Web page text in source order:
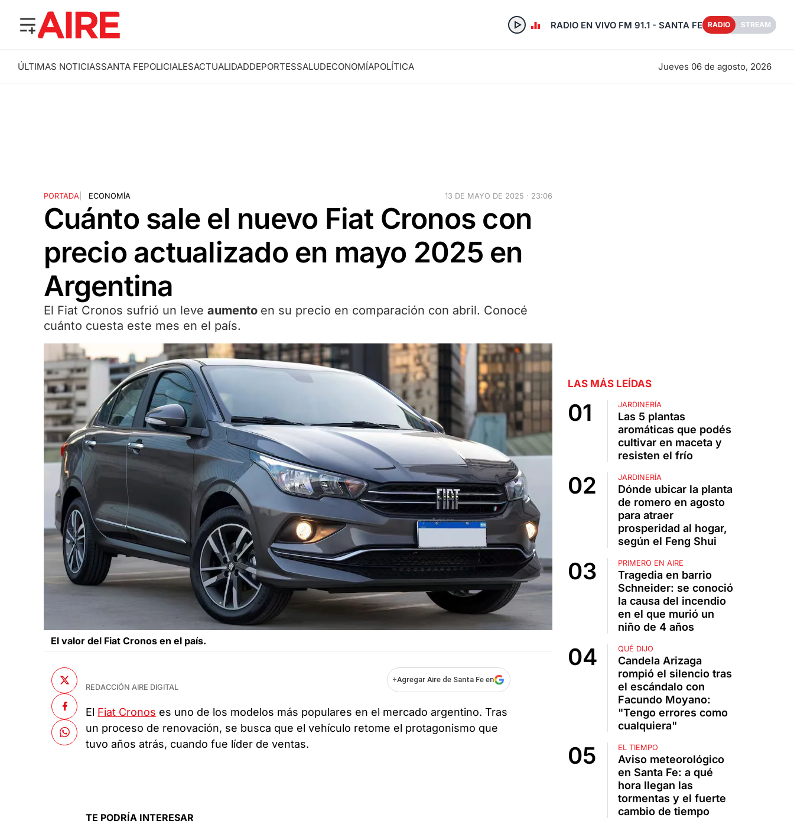
RADIO EN VIVO FM 91.1 - SANTA FE RADIO STREAM
ÚLTIMAS NOTICIASSANTA FEPOLICIALESACTUALIDADDEPORTESSALUDECONOMÍAPOLÍTICA Jueves 06 de agosto, 2026
PORTADA| ECONOMÍA 13 DE MAYO DE 2025 · 23:06
Cuánto sale el nuevo Fiat Cronos con
precio actualizado en mayo 2025 en
Argentina
El Fiat Cronos sufrió un leve aumento en su precio en comparación con abril. Conocé
cuánto cuesta este mes en el país.
El valor del Fiat Cronos en el país.
REDACCIÓN AIRE DIGITAL
+Agregar Aire de Santa Fe en
El Fiat Cronos es uno de los modelos más populares en el mercado argentino. Tras
un proceso de renovación, se busca que el vehículo retome el protagonismo que
tuvo años atrás, cuando fue líder de ventas.
TE PODRÍA INTERESAR
LAS MÁS LEÍDAS
JARDINERÍA
Las 5 plantas
aromáticas que podés
cultivar en maceta y
resisten el frío
JARDINERÍA
Dónde ubicar la planta
de romero en agosto
para atraer
prosperidad al hogar,
según el Feng Shui
PRIMERO EN AIRE
Tragedia en barrio
Schneider: se conoció
la causa del incendio
en el que murió un
niño de 4 años
QUÉ DIJO
Candela Arizaga
rompió el silencio tras
el escándalo con
Facundo Moyano:
"Tengo errores como
cualquiera"
EL TIEMPO
Aviso meteorológico
en Santa Fe: a qué
hora llegan las
tormentas y el fuerte
cambio de tiempo